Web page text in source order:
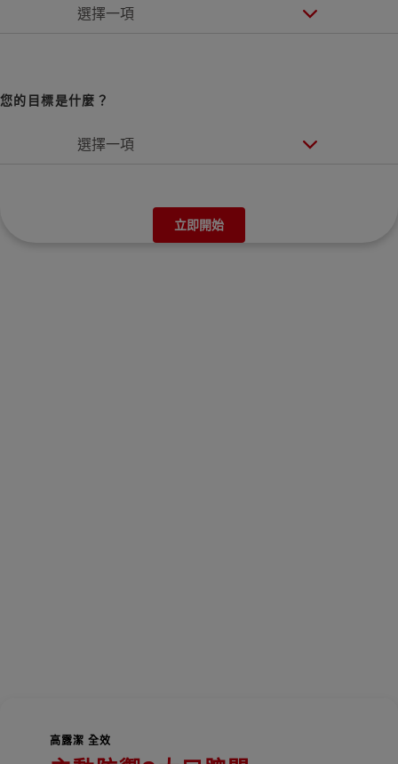
選擇一項
您的目標是什麼？
選擇一項
立即開始
高露潔 全效